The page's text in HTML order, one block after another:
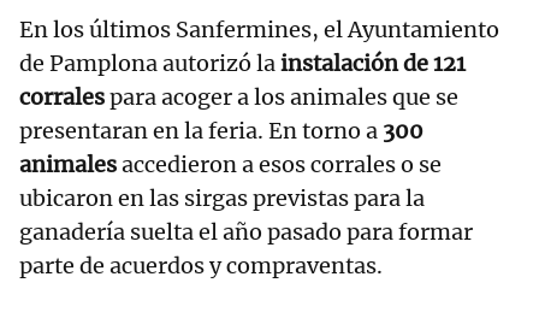
En los últimos Sanfermines, el Ayuntamiento
de Pamplona autorizó lainstalación de 121
corralespara acoger a los animales que se
presentaran en la feria. En torno a 300
animalesaccedieron a esos corrales o se
ubicaron en las sirgas previstas para la
ganadería suelta el año pasado para formar
parte de acuerdos y compraventas.